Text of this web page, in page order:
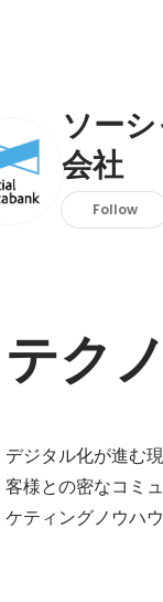
ソー
会社
Follow
テク
デジタル化が進む
客様との密なコミ
ケティングノウハ